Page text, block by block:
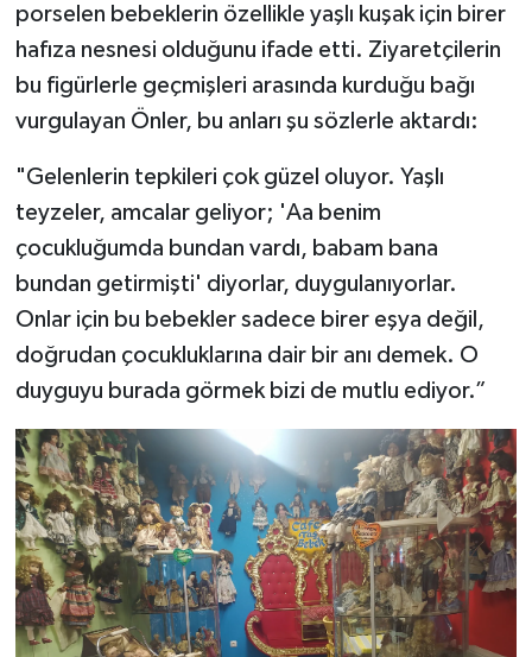
porselen bebeklerin özellikle yaşlı kuşak için birer
hafıza nesnesi olduğunu ifade etti. Ziyaretçilerin
bu figürlerle geçmişleri arasında kurduğu bağı
vurgulayan Önler, bu anları şu sözlerle aktardı:
"Gelenlerin tepkileri çok güzel oluyor. Yaşlı
teyzeler, amcalar geliyor; 'Aa benim
çocukluğumda bundan vardı, babam bana
bundan getirmişti' diyorlar, duygulanıyorlar.
Onlar için bu bebekler sadece birer eşya değil,
doğrudan çocukluklarına dair bir anı demek. O
duyguyu burada görmek bizi de mutlu ediyor.”